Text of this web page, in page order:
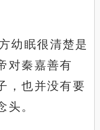
幼眠很清楚是
对秦嘉善有
，也并没有要
头。